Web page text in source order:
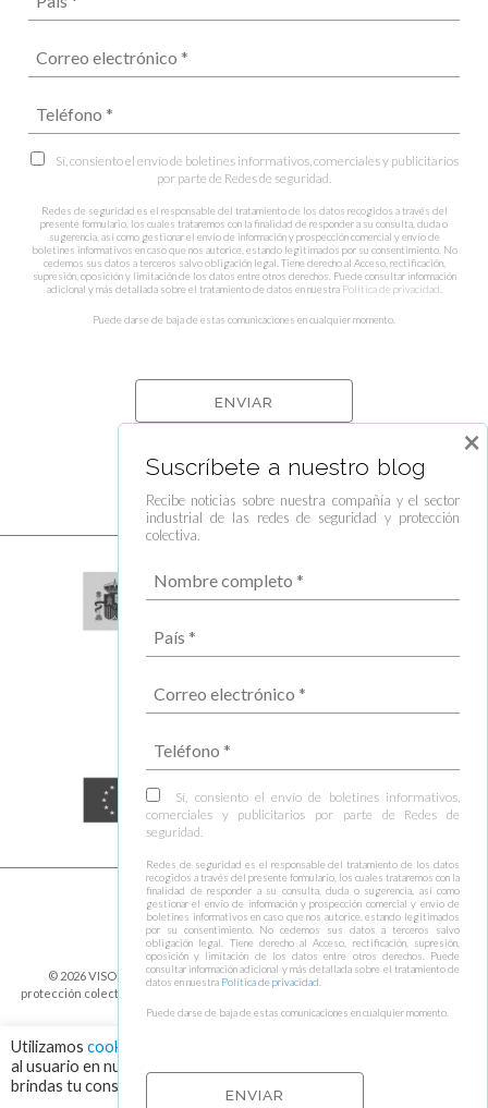
Sí, consiento el envío de boletines informativos, comerciales y publicitarios
por parte de Redes de seguridad.
Redes de seguridad es el responsable del tratamiento de los datos recogidos a través del
presente formulario, los cuales trataremos con la finalidad de responder a su consulta, duda o
sugerencia, así como gestionar el envío de información y prospección comercial y envío de
boletines informativos en caso que nos autorice, estando legitimados por su consentimiento. No
cedemos sus datos a terceros salvo obligación legal. Tiene derecho al Acceso, rectificación,
supresión, oposición y limitación de los datos entre otros derechos. Puede consultar información
adicional y más detallada sobre el tratamiento de datos en nuestra Política de privacidad
Puede darse de baja de estas comunicaciones en cualquier momento.
© 2026 VISOR FALL ARREST NETS Redes de seguridad y elementos de
protección colectiva ⁃
Política de cookies y protección de datos
envío⁃ Design byIxotype
Utilizamos cookies
al usuario en nuestra web. Haciendo click en el botón "Aceptar",
brindas tu consentimiento para el uso de todas las cookies.
Suscríbete a nuestro blog
Recibe noticias sobre nuestra compañía y el sector
industrial de las redes de seguridad y protección
colectiva.
Sí, consiento el envío de boletines informativos,
comerciales y publicitarios por parte de Redes de
seguridad.
Redes de seguridad es el responsable del tratamiento de los datos
recogidos a través del presente formulario, los cuales trataremos con la
finalidad de responder a su consulta, duda o sugerencia, así como
gestionar el envío de información y prospección comercial y envío de
boletines informativos en caso que nos autorice, estando legitimados
por su consentimiento. No cedemos sus datos a terceros salvo
obligación legal. Tiene derecho al Acceso, rectificación, supresión,
oposición y limitación de los datos entre otros derechos. Puede
consultar información adicional y más detallada sobre el tratamiento de
datos en nuestra Política de privacidad
Puede darse de baja de estas comunicaciones en cualquier momento.
×